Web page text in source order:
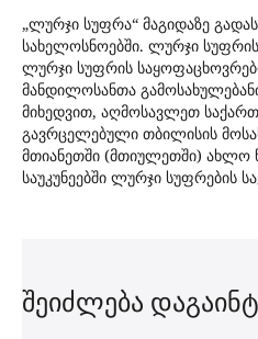
„ლურჯი სუფრა“ მაგიდაზე
სახელოსნოებში. ლურჯი
ლურჯი სუფრის
მანდილოსანთა
მიხედვით, აღმოსავლეთ
გავრცელებული თბილისის
მთიანეთში (მთიულეთში) ახლო
საუკუნეებში ლურჯი სუფრების
შეიძლება